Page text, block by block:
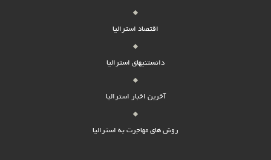
اقتصاد استرالیا
دانستنیهای استرالیا
آخرین اخبار استرالیا
روش های مهاجرت به استرالیا